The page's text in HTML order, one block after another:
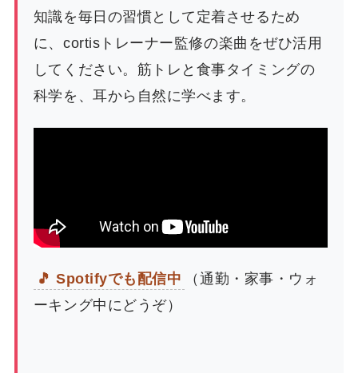
知識を毎日の習慣として定着させるため
に、cortisトレーナー監修の楽曲をぜひ活用
してください。筋トレと食事タイミングの
科学を、耳から自然に学べます。
🎵 Spotifyでも配信中
（通勤・家事・ウォ
ーキング中にどうぞ）